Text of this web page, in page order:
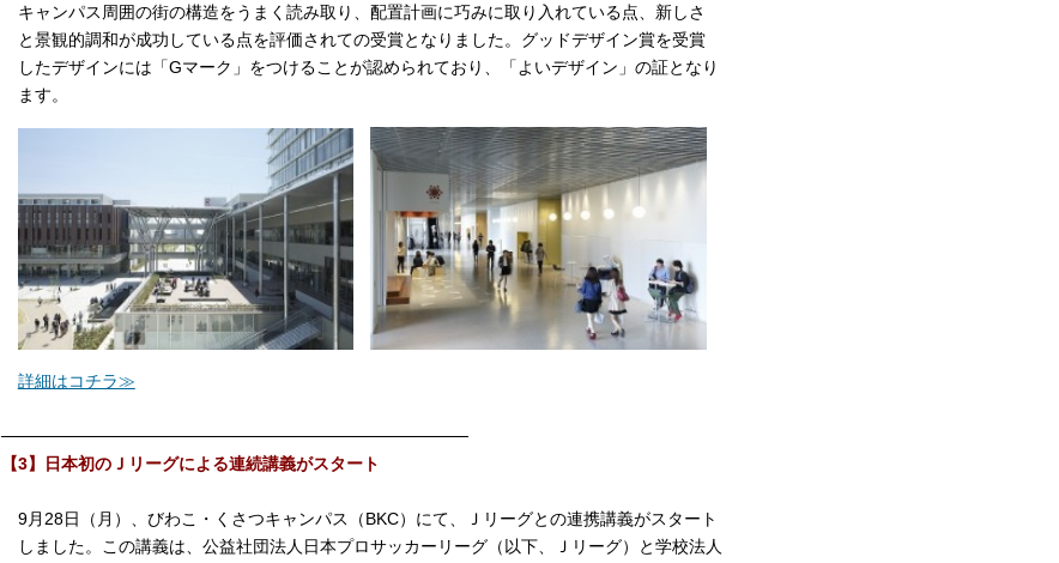
キャンパス周囲の街の構造をうまく読み取り、配置計画に巧みに取り入れている点、新しさ
と景観的調和が成功している点を評価されての受賞となりました。グッドデザイン賞を受賞
したデザインには「Gマーク」をつけることが認められており、「よいデザイン」の証となり
ます。
詳細はコチラ≫
───────────────────────────────────────
【3】日本初のＪリーグによる連続講義がスタート
9月28日（月）、びわこ・くさつキャンパス（BKC）にて、Ｊリーグとの連携講義がスタート
しました。この講義は、公益社団法人日本プロサッカーリーグ（以下、Ｊリーグ）と学校法人